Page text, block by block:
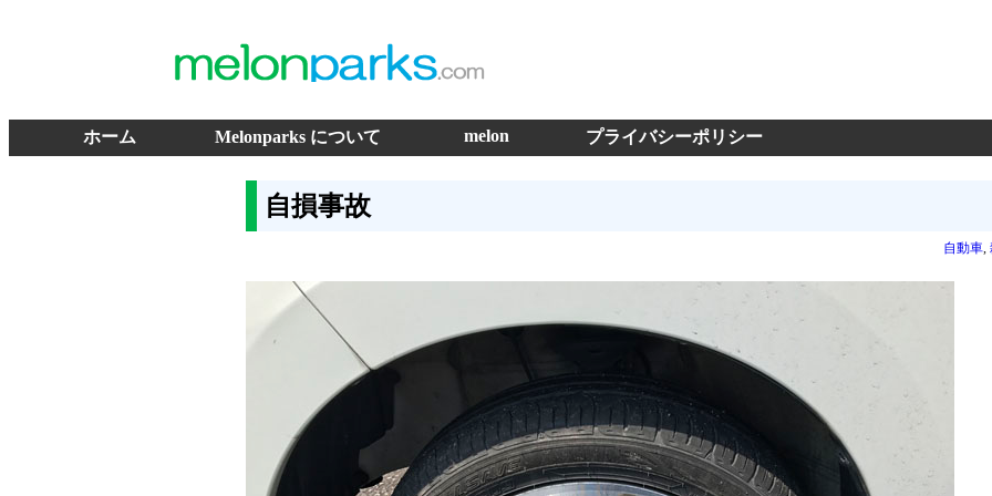
ホーム Melonparks について melon プライバシーポリシー
自損事故
自動車,